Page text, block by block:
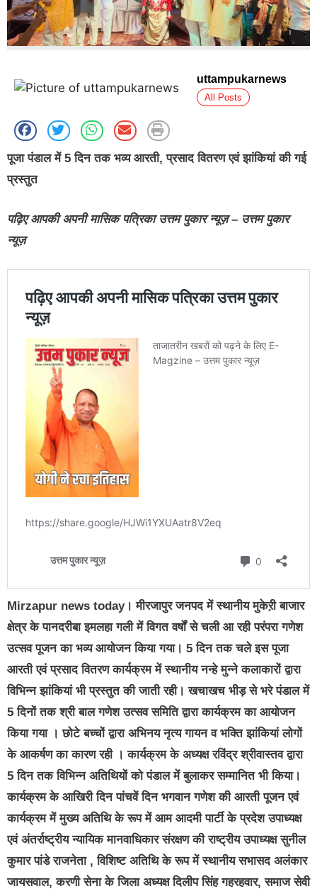
uttampukarnews
All Posts
पूजा पंडाल में 5 दिन तक भव्य आरती, प्रसाद वितरण एवं झांकियां की गई
प्रस्तुत
पढ़िए आपकी अपनी मासिक पत्रिका उत्तम पुकार न्यूज़ – उत्तम पुकार
न्यूज़
Mirzapur news today। मीरजापुर जनपद में स्थानीय मुकेऱी बाजार
क्षेत्र के पानदरीबा इमलहा गली में विगत वर्षों से चली आ रही परंपरा गणेश
उत्सव पूजन का भव्य आयोजन किया गया। 5 दिन तक चले इस पूजा
आरती एवं प्रसाद वितरण कार्यक्रम में स्थानीय नन्हे मुन्ने कलाकारों द्वारा
विभिन्न झांकियां भी प्रस्तुत की जाती रही। खचाखच भीड़ से भरे पंडाल में
5 दिनों तक श्री बाल गणेश उत्सव समिति द्वारा कार्यक्रम का आयोजन
किया गया । छोटे बच्चों द्वारा अभिनय नृत्य गायन व भक्ति झांकियां लोगों
के आकर्षण का कारण रही । कार्यक्रम के अध्यक्ष रविंद्र श्रीवास्तव द्वारा
5 दिन तक विभिन्न अतिथियों को पंडाल में बुलाकर सम्मानित भी किया।
कार्यक्रम के आखिरी दिन पांचवें दिन भगवान गणेश की आरती पूजन एवं
कार्यक्रम में मुख्य अतिथि के रूप में आम आदमी पार्टी के प्रदेश उपाध्यक्ष
एवं अंतर्राष्ट्रीय न्यायिक मानवाधिकार संरक्षण की राष्ट्रीय उपाध्यक्ष सुनील
कुमार पांडे राजनेता , विशिष्ट अतिथि के रूप में स्थानीय सभासद अलंकार
जायसवाल, करणी सेना के जिला अध्यक्ष दिलीप सिंह गहरहवार, समाज सेवी